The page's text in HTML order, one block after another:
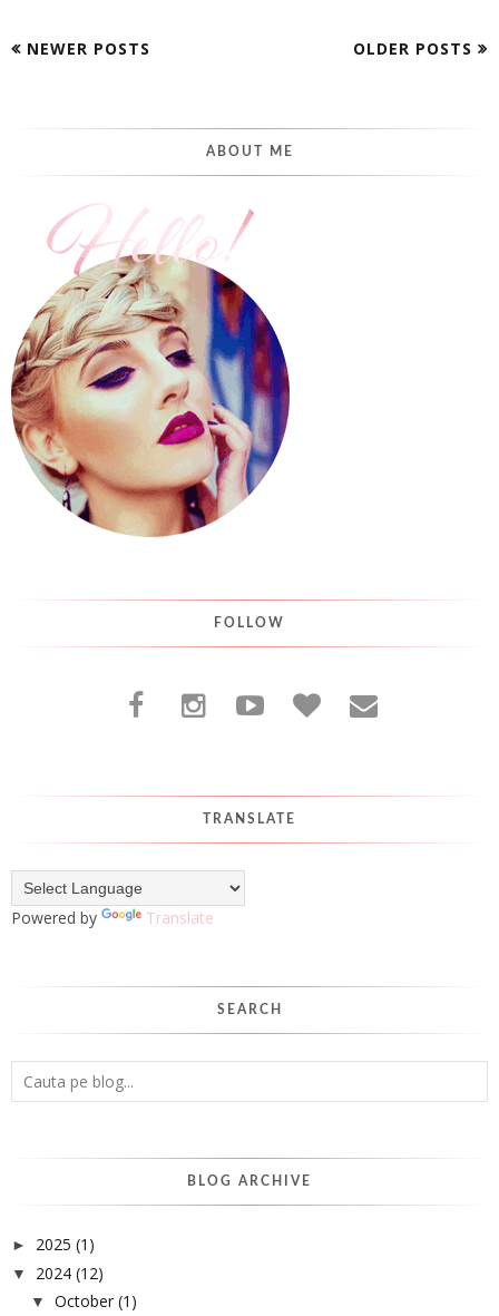
NEWER POSTS OLDER POSTS
ABOUT ME
FOLLOW
TRANSLATE
Powered by Translate
SEARCH
BLOG ARCHIVE
► 2025 (1)
▼ 2024 (12)
▼ October (1)